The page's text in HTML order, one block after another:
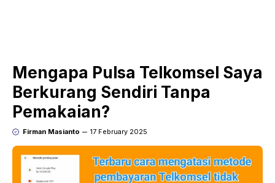
Mengapa Pulsa Telkomsel Saya
Berkurang Sendiri Tanpa
Pemakaian?
Firman Masianto 17 February 2025